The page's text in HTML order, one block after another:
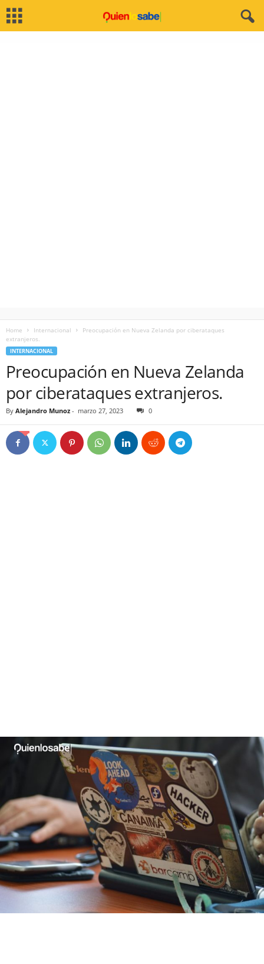
Home Internacional
Preocupación en Nueva Zelanda por ciberataques
extranjeros.
INTERNACIONAL
Preocupación en Nueva Zelanda
por ciberataques extranjeros.
By Alejandro Munoz - marzo 27, 2023 0